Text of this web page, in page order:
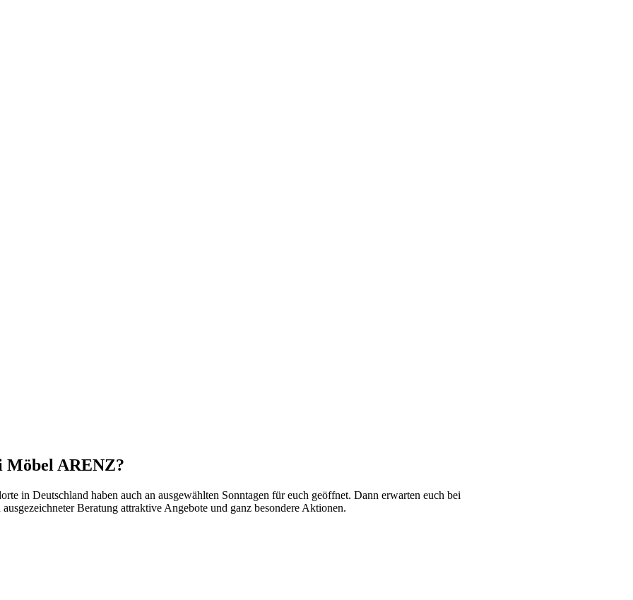
Möbel ARENZ?
in Deutschland haben auch an ausgewählten Sonntagen für euch geöffnet. Dann erwarten euch bei
Beratung attraktive Angebote und ganz besondere Aktionen.